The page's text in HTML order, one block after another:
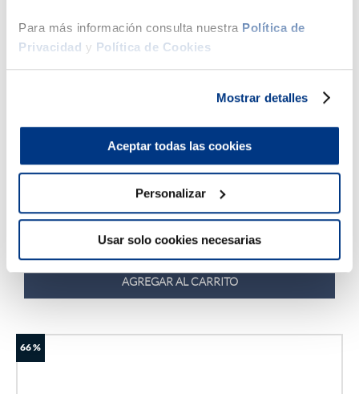
Para más información consulta nuestra Política de
Privacidad y Política de Cookies
Mostrar detalles
Aceptar todas las cookies
Personalizar
Usar solo cookies necesarias
Hasta6xS/299. 83sin interés
Drimer
S/1799.00 S/2899.00
1.5 Plazas 2 Plazas
AGREGAR AL CARRITO
66 %